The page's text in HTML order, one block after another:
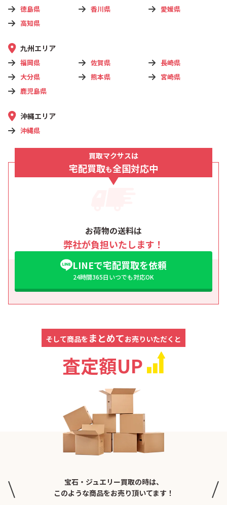
徳島県 香川県
愛媛県
高知県
九州エリア
福岡県 佐賀県
長崎県
大分県
熊本県
宮崎県
鹿児島県
沖縄エリア
沖縄県
買取マクサスは
宅配買取も全国対応中
お荷物の送料は
弊社が負担いたします！
LINEで宅配買取を依頼
24時間365日いつでも対応OK
そして商品を まとめてお売りいただくと
査定額UP
宝石・ジュエリー買取の時は、
このような商品をお売り頂いてます！